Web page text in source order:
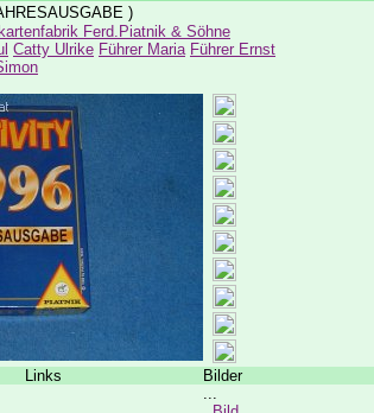
)
Ferd.Piatnik & Söhne
Catty Ulrike Führer Maria Führer Ernst
Links
Bilder
...